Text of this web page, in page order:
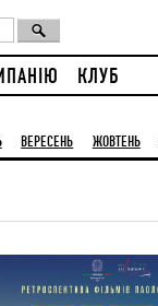
КЛУБ
ВЕРЕСЕНЬ ЖОВТЕНЬ